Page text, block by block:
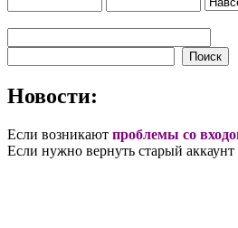
Новости:
Если возникают проблемы со
Если нужно вернуть старый аккаунт